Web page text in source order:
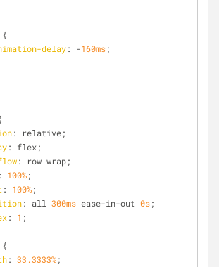
{
delay: -160ms;
: relative;
: flex;
: row wrap;
: 100%;
: 100%;
: all 300ms ease-in-out 0s;
: 1 ;
{
: 33.3333%;